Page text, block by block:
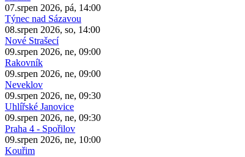
07.srpen 2026, pá, 14:00
Týnec nad Sázavou
08.srpen 2026, so, 14:00
Nové Strašecí
09.srpen 2026, ne, 09:00
Rakovník
09.srpen 2026, ne, 09:00
Neveklov
09.srpen 2026, ne, 09:30
Uhlířské Janovice
09.srpen 2026, ne, 09:30
Praha 4 - Spořilov
09.srpen 2026, ne, 10:00
Kouřim